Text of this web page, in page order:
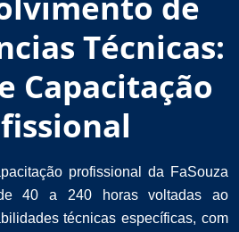
Técnicas:
Capacitação
profissional da FaSouza
40 a 240 horas voltadas ao
técnicas específicas, com